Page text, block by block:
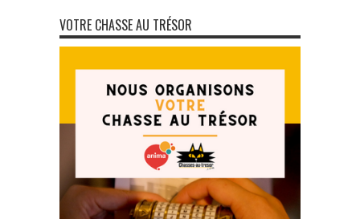
VOTRE CHASSE AU TRÉSOR